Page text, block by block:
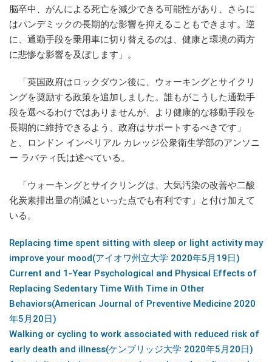
脳卒中、がんによる死亡を減少できる可能性があり、さらに
はパンデミックの長期的な影響を抑えることもできます。逆
に、通勤手段を乗用車に切り替えるのは、健康と環境の両方
に悲惨な影響を及ぼします」。
「英国政府はロックダウン後に、ウォーキングとサイクリ
ングを奨励する政策を追加しました。誰もがこうした通勤手
段を選べるわけではありませんが、より健康的な移動手段を
長期的に維持できるよう、政府はサポートするべきです」
と、ロンドン インペリアル カレッジ公衆衛生学部のアンソニ
ー ラバティ氏は述べている。
「ウォーキングとサイクリングは、大気汚染の改善や二酸
化炭素排出量の削減といった点でも有利です」と付け加えて
いる。
Replacing time spent sitting with sleep or light activity may
improve your mood(アイオワ州立大学 2020年5月19日)
Current and 1-Year Psychological and Physical Effects of
Replacing Sedentary Time With Time in Other
Behaviors(American Journal of Preventive Medicine 2020
年5月20日)
Walking or cycling to work associated with reduced risk of
early death and illness(ケンブリッジ大学 2020年5月20日)